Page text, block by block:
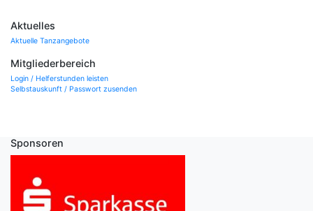
Aktuelles
Aktuelle Tanzangebote
Mitgliederbereich
Login / Helferstunden leisten
Selbstauskunft / Passwort zusenden
Sponsoren